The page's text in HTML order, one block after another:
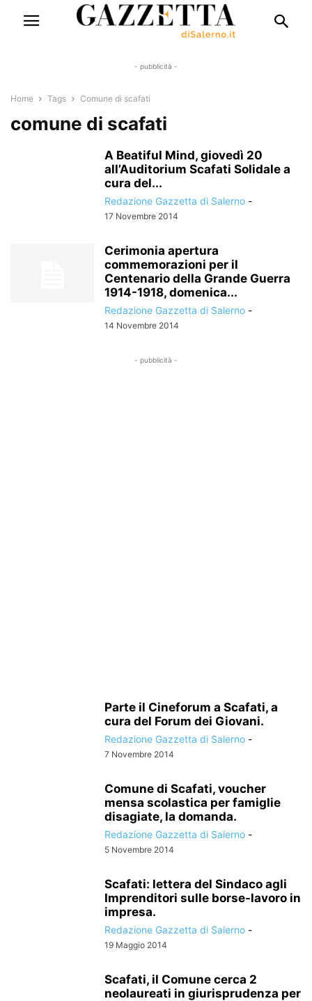
- pubblicità -
Home Tags Comune di scafati
comune di scafati
A Beatiful Mind, giovedì 20
all’Auditorium Scafati Solidale a
cura del...
Redazione Gazzetta di Salerno -
17 Novembre 2014
Cerimonia apertura
commemorazioni per il
Centenario della Grande Guerra
1914-1918, domenica...
Redazione Gazzetta di Salerno -
14 Novembre 2014
- pubblicità -
Parte il Cineforum a Scafati, a
cura del Forum dei Giovani.
Redazione Gazzetta di Salerno -
7 Novembre 2014
Comune di Scafati, voucher
mensa scolastica per famiglie
disagiate, la domanda.
Redazione Gazzetta di Salerno -
5 Novembre 2014
Scafati: lettera del Sindaco agli
Imprenditori sulle borse-lavoro in
impresa.
Redazione Gazzetta di Salerno -
19 Maggio 2014
Scafati, il Comune cerca 2
neolaureati in giurisprudenza per